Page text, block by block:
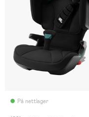
På nettlager